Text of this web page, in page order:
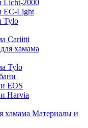
Licht-2000
EC-Light
Tylo
Cariitti
хамама
Tylo
EOS
Harvia
Материалы и